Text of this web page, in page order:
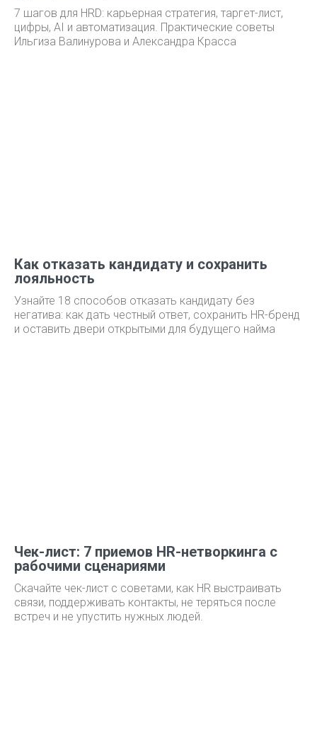
7 шагов для HRD: карьерная стратегия, таргет-лист,
цифры, AI и автоматизация. Практические советы
Ильгиза Валинурова и Александра Красса
Как отказать кандидату и сохранить
лояльность
Узнайте 18 способов отказать кандидату без
негатива: как дать честный ответ, сохранить HR-бренд
и оставить двери открытыми для будущего найма
Чек-лист: 7 приемов HR-нетворкинга с
рабочими сценариями
Скачайте чек-лист с советами, как HR выстраивать
связи, поддерживать контакты, не теряться после
встреч и не упустить нужных людей.